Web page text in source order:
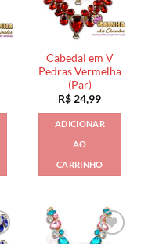
Cabedal em V
Pedras Vermelha
(Par)
R$24,99
ADICIONAR
AO
CARRINHO